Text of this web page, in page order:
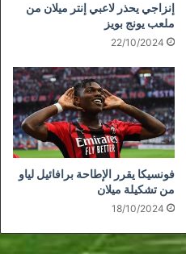
إنزاجي يحذر لاعبي إنتر ميلان من
ملعب يونج بويز
22/10/2024
فونسيكا يقرر الإطاحة برافائيل لياو
من تشكيلة ميلان
18/10/2024